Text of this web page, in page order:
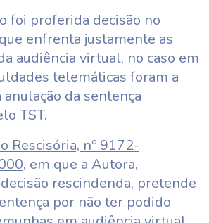
foi proferida decisão no
enfrenta justamente as
audiência virtual, no caso em
telemáticas foram a
da sentença
TST.
Rescisória, nº 9172-
, em que a Autora,
rescindenda, pretende
por não ter podido